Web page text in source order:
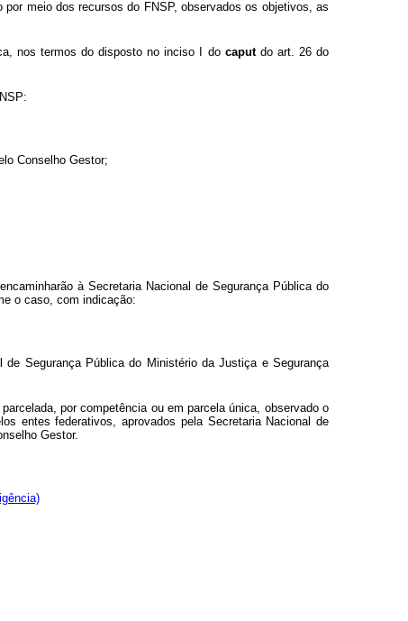
meio dos recursos do FNSP, observados os objetivos, as
nos termos do disposto no inciso I do caput do art. 26 do
Conselho Gestor;
à Secretaria Nacional de Segurança Pública do
o caso, com indicação:
Segurança Pública do Ministério da Justiça e Segurança
por competência ou em parcela única, observado o
entes federativos, aprovados pela Secretaria Nacional de
Gestor.